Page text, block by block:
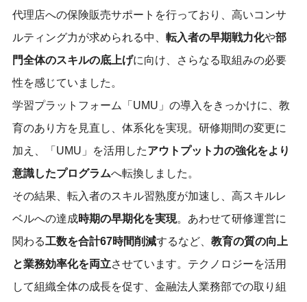
代理店への保険販売サポートを行っており、高いコンサ
ルティング力が求められる中、 転入者の早期戦力化や部
門全体のスキルの底上げに向け、さらなる取組みの必要
性を感じていました。
学習プラットフォーム「UMU」の導入 をきっかけに、 教
育のあり方を見直し 、体系化を実現 。 研修期間の変更に
加え、「UMU」を活用したアウトプット 力の強化をより
意識したプログラムへ転換しました。
その結果、転入者のスキル習熟度が加速し、高スキルレ
ベルへの達成時期の早期化を実現。あわせて研修運営に
関わる工数を合計67時間削減するなど、 教育の質の向上
と業務効率化を両立させています。テクノロジーを活用
して組織全体の成長を促す、金融法人業務部での取り組